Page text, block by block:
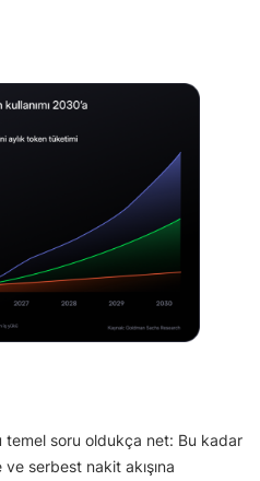
temel soru oldukça net: Bu kadar
serbest nakit akışına